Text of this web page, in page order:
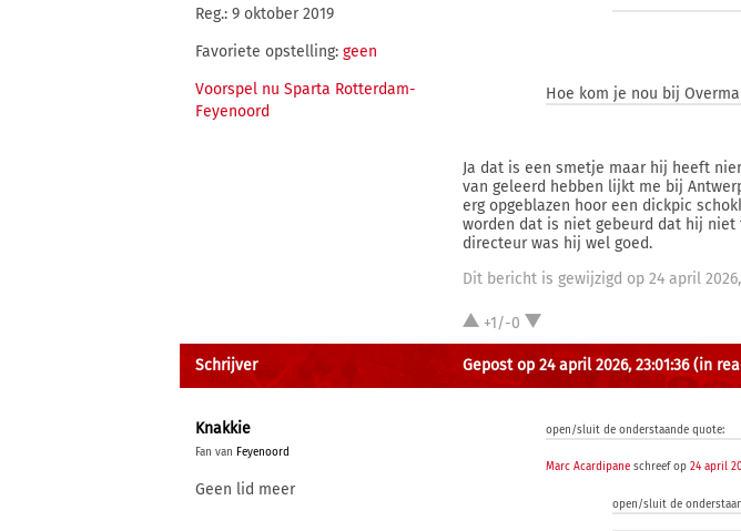
Reg.: 9 oktober 2019
Favoriete opstelling: geen
Voorspel nu Sparta Rotterdam-
Feyenoord
Hoe kom je nou bij
Ja dat is een smetje maar hij heeft
van geleerd hebben lijkt me bij
erg opgeblazen hoor een dickpic
worden dat is niet gebeurd dat hij niet
directeur was hij wel goed.
Dit bericht is gewijzigd op 24 april 2026,
+1/-0
Schrijver Gepost op 24 april 2026, 23:01:36 (in
Knakkie
Fan van Feyenoord
Geen lid meer
open/sluit de onderstaande quote:
Marc Acardipane schreef op24 april
open/sluit de